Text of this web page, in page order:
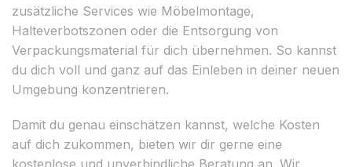
zusätzliche Services wie Möbelmontage,
Halteverbotszonen oder die Entsorgung von
Verpackungsmaterial für dich übernehmen. So kannst
du dich voll und ganz auf das Einleben in deiner neuen
Umgebung konzentrieren.
Damit du genau einschätzen kannst, welche Kosten
auf dich zukommen, bieten wir dir gerne eine
kostenlose und unverbindliche Beratung an. Wir